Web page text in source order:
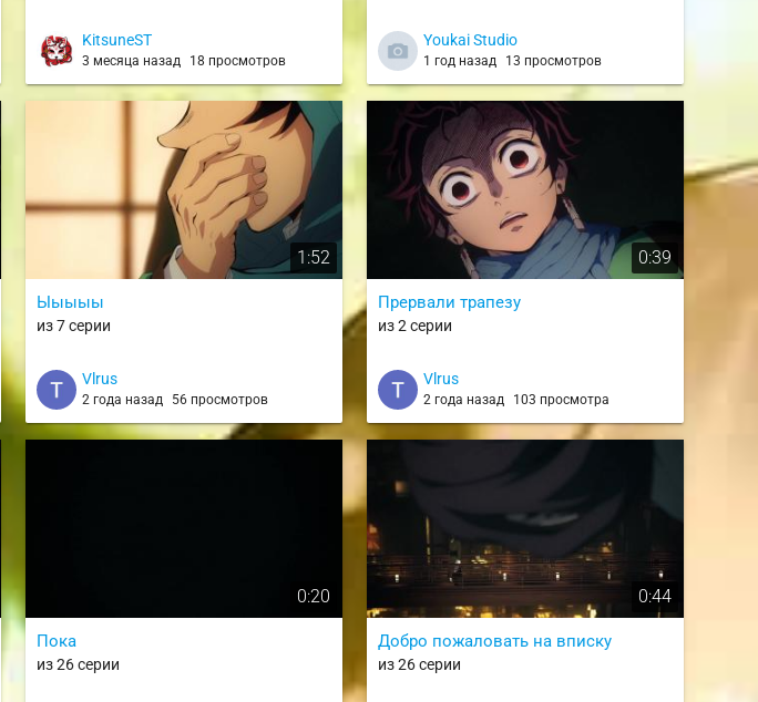
KitsuneST
3 месяца назад 18 просмотров
Youkai Studio
1 год назад 13 просмотров
1:52
Ыыыыы
из 7 серии
Vlrus
2 года назад 56 просмотров
0:39
Прервали трапезу
из 2 серии
Vlrus
2 года назад 103 просмотра
0:20
Пока
из 26 серии
0:44
Добро пожаловать на вписку
из 26 серии